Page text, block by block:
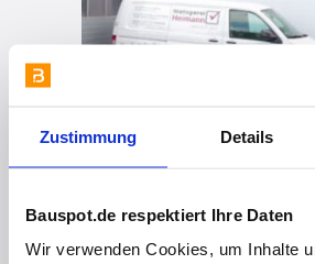
Zustimmung Details
Bauspot.de respektiert Ihre Daten
Wir verwenden Cookies, um Inhalte
vor 1 Jahr